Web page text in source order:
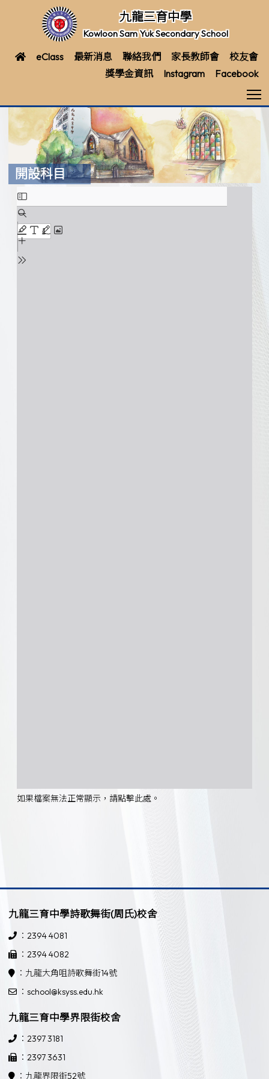
九龍三育中學
Kowloon Sam Yuk Secondary School
eClass 最新消息 聯絡我們 家長教師會
校友會
獎學金資訊
Instagram Facebook
開設科目
如果檔案無法正常顯示，請點擊此處。
九龍三育中學詩歌舞街(周氏)校舍
：2394 4081
：2394 4082
：九龍大角咀詩歌舞街14號
：school@ksyss.edu.hk
九龍三育中學界限街校舍
：2397 3181
：2397 3631
：九龍界限街52號